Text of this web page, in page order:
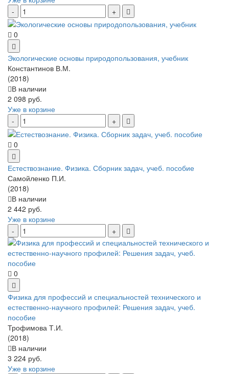
0
Экологические основы природопользования, учебник
Константинов В.М.
(2018)
В наличии
2 098 руб.
Уже в корзине
0
Естествознание. Физика. Сборник задач, учеб. пособие
Самойленко П.И.
(2018)
В наличии
2 442 руб.
Уже в корзине
0
Физика для профессий и специальностей технического и
естественно-научного профилей: Решения задач, учеб.
пособие
Трофимова Т.И.
(2018)
В наличии
3 224 руб.
Уже в корзине